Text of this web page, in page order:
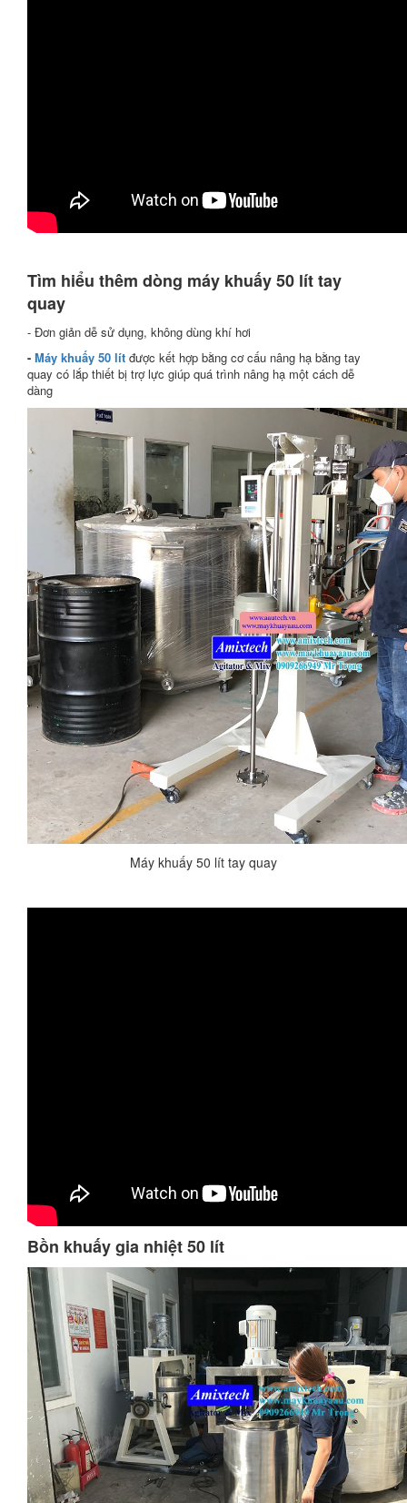
Tìm hiểu thêm dòng máy khuấy 50 lít tay
quay
- Đơn giản dễ sử dụng, không dùng khí hơi
- Máy khuấy 50 lít được kết hợp bằng cơ cấu nâng hạ bằng tay
quay có lắp thiết bị trợ lực giúp quá trình nâng hạ một cách dễ
dàng
Máy khuấy 50 lít tay quay
Bồn khuấy gia nhiệt 50 lít